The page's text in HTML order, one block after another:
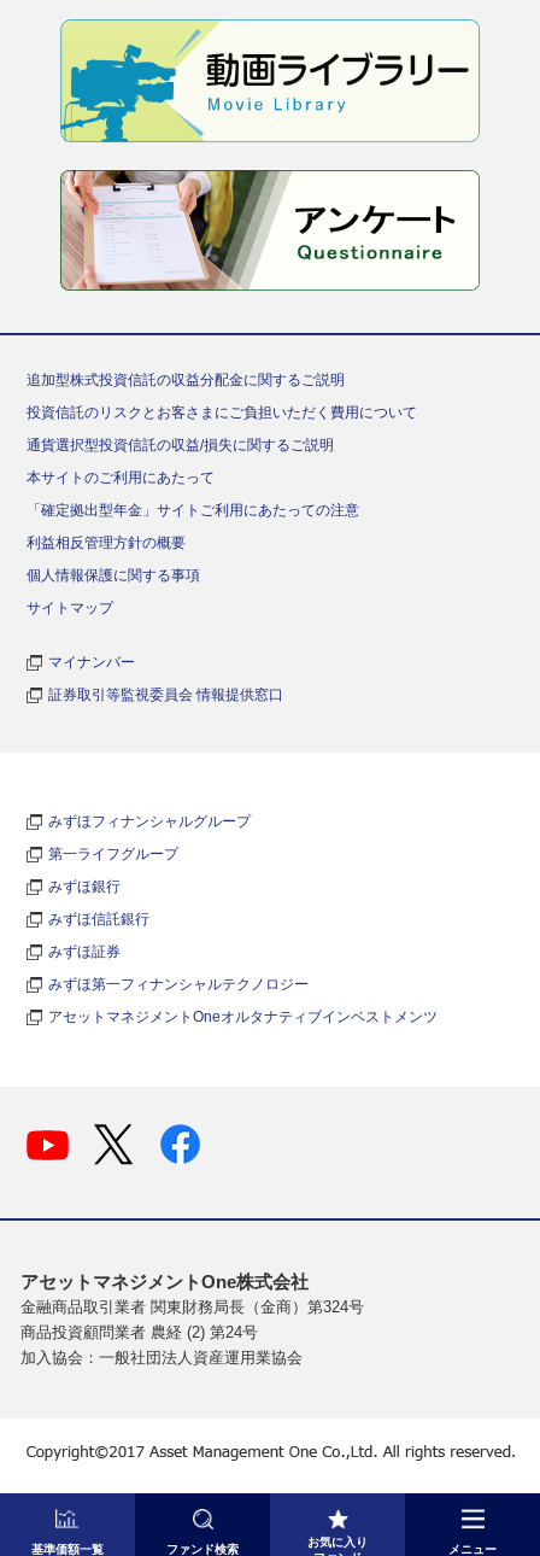
基準価額一覧 ファンド検索
お気に入り
メニュー
追加型株式投資信託の収益分配金に関するご説明
投資信託のリスクとお客さまにご負担いただく費用について
通貨選択型投資信託の収益/損失に関するご説明
本サイトのご利用にあたって
「確定拠出型年金」サイトご利用にあたっての注意
利益相反管理方針の概要
個人情報保護に関する事項
サイトマップ
マイナンバー
証券取引等監視委員会 情報提供窓口
みずほフィナンシャルグループ
第一ライフグループ
みずほ銀行
みずほ信託銀行
みずほ証券
みずほ第一フィナンシャルテクノロジー
アセットマネジメントOneオルタナティブインベストメンツ
アセットマネジメントOne株式会社
金融商品取引業者 関東財務局長（金商）第324号
商品投資顧問業者 農経 (2) 第24号
加入協会：一般社団法人資産運用業協会